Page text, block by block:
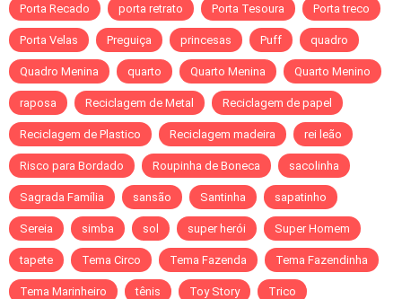
Porta Recado porta retrato Porta Tesoura Porta treco
Porta Velas Preguiça princesas Puff quadro
Quadro Menina quarto Quarto Menina Quarto Menino
raposa Reciclagem de Metal Reciclagem de papel
Reciclagem de Plastico Reciclagem madeira rei leão
Risco para Bordado Roupinha de Boneca sacolinha
Sagrada Família sansão Santinha sapatinho
Sereia simba sol super herói Super Homem
tapete Tema Circo Tema Fazenda Tema Fazendinha
Tema Marinheiro tênis Toy Story Trico